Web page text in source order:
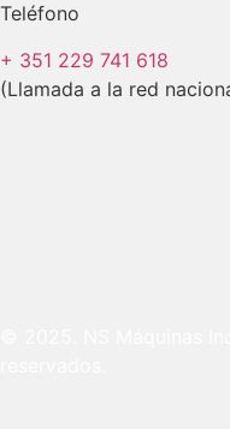
Teléfono
+ 351 229 741 618
(Llamada a la red